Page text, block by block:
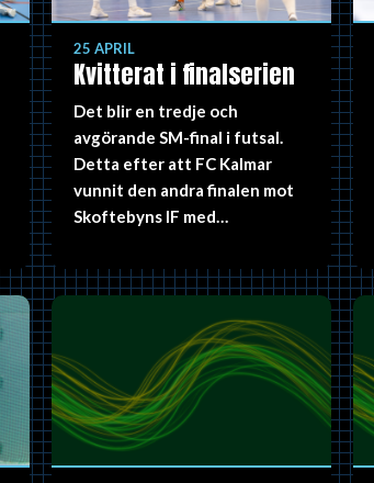
25 APRIL
Kvitterat i finalserien
Det blir en tredje och
avgörande SM-final i futsal.
Detta efter att FC Kalmar
vunnit den andra finalen mot
Skoftebyns IF med…